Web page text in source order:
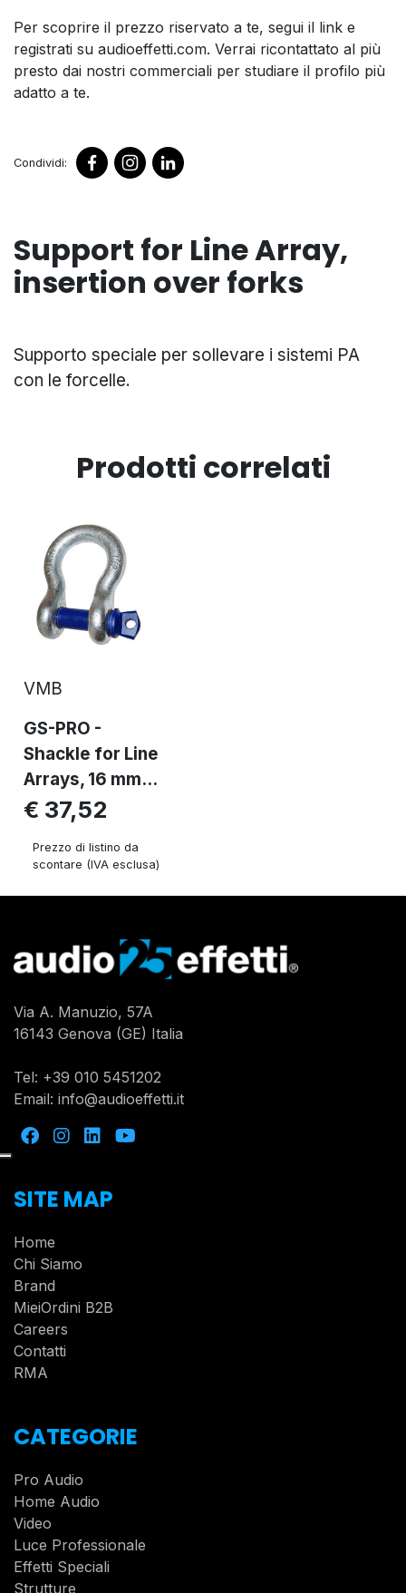
Per scoprire il prezzo riservato a te, segui il link e
registrati su audioeffetti.com. Verrai ricontattato al più
presto dai nostri commerciali per studiare il profilo più
adatto a te.
Condividi:
Support for Line Array,
insertion over forks
Supporto speciale per sollevare i sistemi PA
con le forcelle.
Prodotti correlati
VMB
GS-PRO -
Shackle for Line
Arrays, 16 mm...
€ 37,52
Prezzo di listino da
scontare (IVA esclusa)
Via A. Manuzio, 57A
16143 Genova (GE) Italia
Tel: +39 010 5451202
Email: info@audioeffetti.it
SITE MAP
Home
Chi Siamo
Brand
MieiOrdini B2B
Careers
Contatti
RMA
CATEGORIE
Pro Audio
Home Audio
Video
Luce Professionale
Effetti Speciali
Strutture